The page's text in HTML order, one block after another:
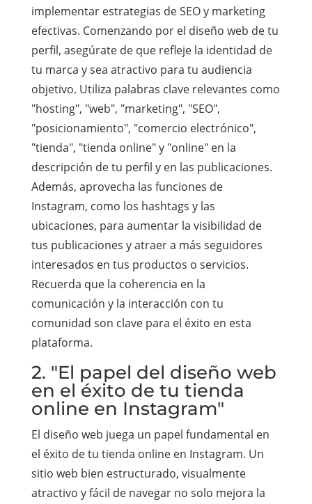
implementar estrategias de SEO y marketing
efectivas. Comenzando por el diseño web de tu
perfil, asegúrate de que refleje la identidad de
tu marca y sea atractivo para tu audiencia
objetivo. Utiliza palabras clave relevantes como
"hosting", "web", "marketing", "SEO",
"posicionamiento", "comercio electrónico",
"tienda", "tienda online" y "online" en la
descripción de tu perfil y en las publicaciones.
Además, aprovecha las funciones de
Instagram, como los hashtags y las
ubicaciones, para aumentar la visibilidad de
tus publicaciones y atraer a más seguidores
interesados en tus productos o servicios.
Recuerda que la coherencia en la
comunicación y la interacción con tu
comunidad son clave para el éxito en esta
plataforma.
2. "El papel del diseño web
en el éxito de tu tienda
online en Instagram"
El diseño web juega un papel fundamental en
el éxito de tu tienda online en Instagram. Un
sitio web bien estructurado, visualmente
atractivo y fácil de navegar no solo mejora la